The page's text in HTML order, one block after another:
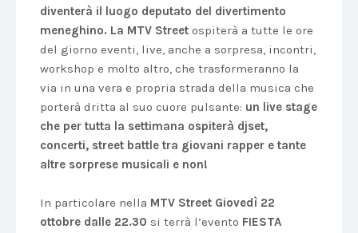
diventerà il luogo deputato del divertimento
meneghino. La MTV Street ospiterà a tutte le ore
del giorno eventi, live, anche a sorpresa, incontri,
workshop e molto altro, che trasformeranno la
via in una vera e propria strada della musica che
porterà dritta al suo cuore pulsante: un live stage
che per tutta la settimana ospiterà djset,
concerti, street battle tra giovani rapper e tante
altre sorprese musicali e non!
In particolare nella MTV Street Giovedì 22
ottobre dalle 22.30 si terrà l’evento FIESTA